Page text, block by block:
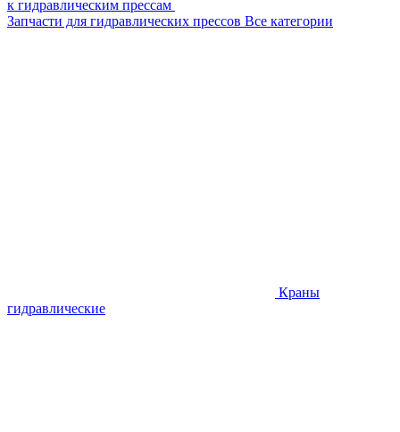
к гидравлическим прессам
Запчасти для гидравлических прессов Все категории
Краны
гидравлические